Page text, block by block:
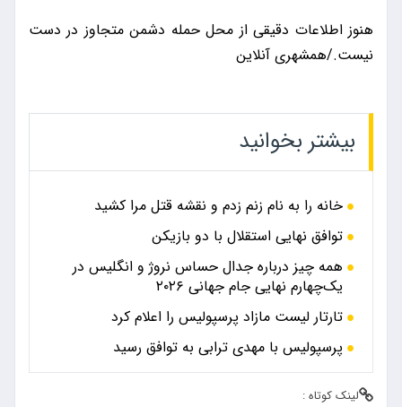
هنوز اطلاعات دقیقی از محل حمله دشمن متجاوز در دست
نیست./همشهری آنلاین
بیشتر بخوانید
خانه را به نام زنم زدم و نقشه قتل مرا کشید
توافق نهایی استقلال با دو بازیکن
همه چیز درباره جدال حساس نروژ و انگلیس در
یک‌چهارم نهایی جام جهانی ۲۰۲۶
تارتار لیست مازاد پرسپولیس را اعلام کرد
پرسپولیس با مهدی ترابی به توافق رسید
لینک کوتاه :